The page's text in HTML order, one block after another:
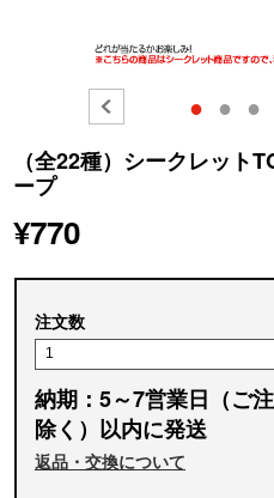
● ● ●
（全22種）シークレット
ープ
¥770
注文数
納期：5～7営業日（ご
除く）以内に発送
返品・交換について